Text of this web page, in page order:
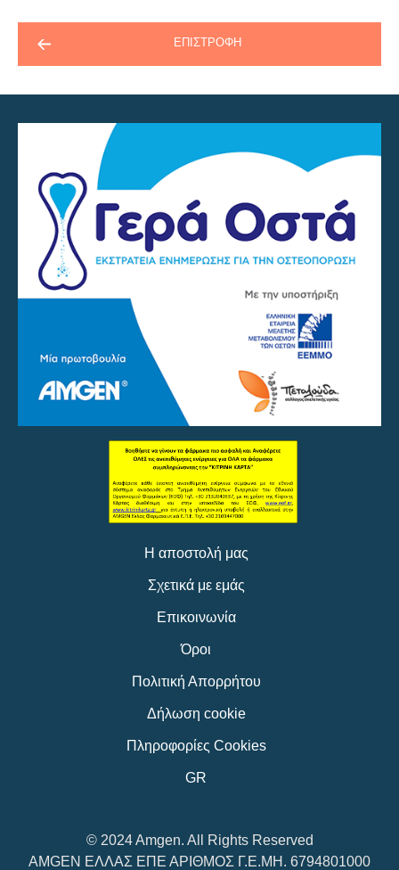
ΕΠΙΣΤΡΟΦΗ
Η αποστολή μας
Σχετικά με εμάς
Επικοινωνία
Όροι
Πολιτική Απορρήτου
Δήλωση cookie
Πληροφορίες Cookies
GR
© 2024 Amgen. All Rights Reserved
AMGEN ΕΛΛΑΣ ΕΠΕ ΑΡΙΘΜΟΣ Γ.Ε.ΜΗ. 6794801000